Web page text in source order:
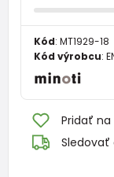
Kód: MT1929-18
Kód výrobcu:
Pridať
Sledovať